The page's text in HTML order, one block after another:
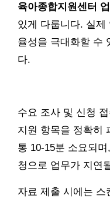
육아종합지원센터
있게 다룹니다. 실제
율성을 극대화할 수
다.
수요 조사 및 신청
지원 항목을 정확히
통 10-15분 소요되
청으로 업무가 지연
자료 제출 시에는 스